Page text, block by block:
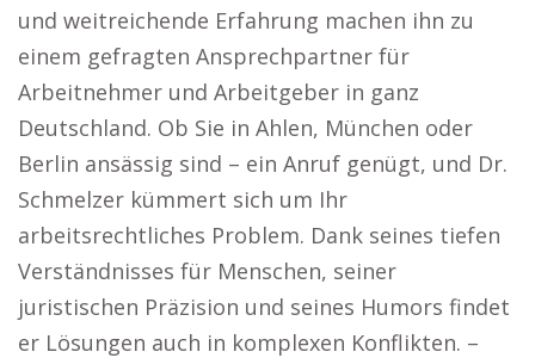
und weitreichende Erfahrung machen ihn zu
einem gefragten Ansprechpartner für
Arbeitnehmer und Arbeitgeber in ganz
Deutschland. Ob Sie in Ahlen, München oder
Berlin ansässig sind – ein Anruf genügt, und Dr.
Schmelzer kümmert sich um Ihr
arbeitsrechtliches Problem. Dank seines tiefen
Verständnisses für Menschen, seiner
juristischen Präzision und seines Humors findet
er Lösungen auch in komplexen Konflikten. –